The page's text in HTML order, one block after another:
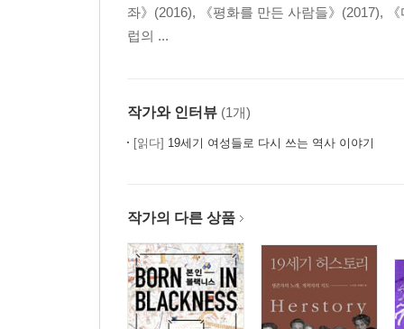
좌》(2016), 《평화를 만든 사람들》(2017),
럽의 ...
작가와 인터뷰 (1개)
[읽다] 19세기 여성들로 다시 쓰는 역사 이야기
작가의 다른 상품